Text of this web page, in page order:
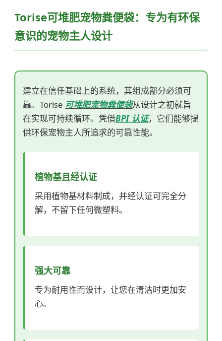
Torise可堆肥宠物粪便袋：专为有环保
意识的宠物主人设计
建立在信任基础上的系统，其组成部分必须可
靠。Torise 可堆肥宠物粪便袋从设计之初就旨
在实现可持续循环。凭借BPI 认证，它们能够提
供环保宠物主人所追求的可靠性能。
植物基且经认证
采用植物基材料制成，并经认证可完全分
解，不留下任何微塑料。
强大可靠
专为耐用性而设计，让您在清洁时更加安
心。